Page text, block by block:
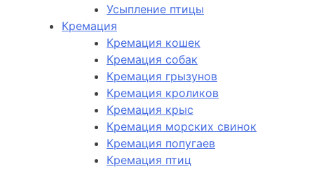
Усыпление птицы
Кремация
Кремация кошек
Кремация собак
Кремация грызунов
Кремация кроликов
Кремация крыс
Кремация морских свинок
Кремация попугаев
Кремация птиц